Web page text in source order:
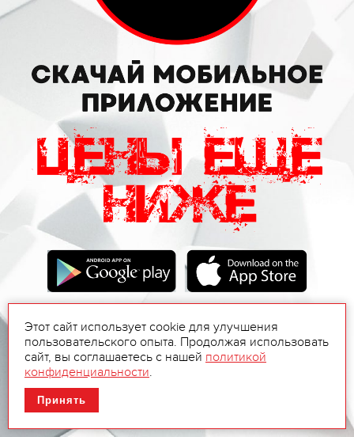
Этот сайт использует cookie для улучшения
пользовательского опыта. Продолжая использовать
сайт, вы соглашаетесь с нашей политикой
конфиденциальности.
Принять